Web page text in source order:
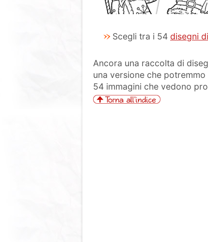
Scegli tra i 54 disegni
Ancora una raccolta di
una versione che
54 immagini che vedono